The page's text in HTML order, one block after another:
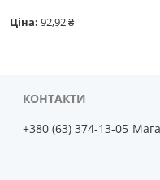
Ціна: 92,92 ₴
+380 (63) 374-13-05